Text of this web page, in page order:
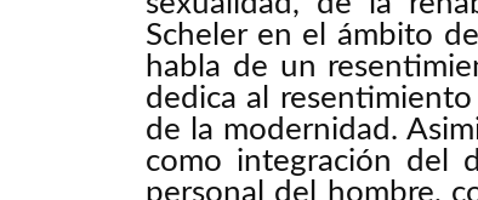
Scheler en el ámbito
habla de un
dedica al
de la modernidad.
como integración del
personal del hombre,